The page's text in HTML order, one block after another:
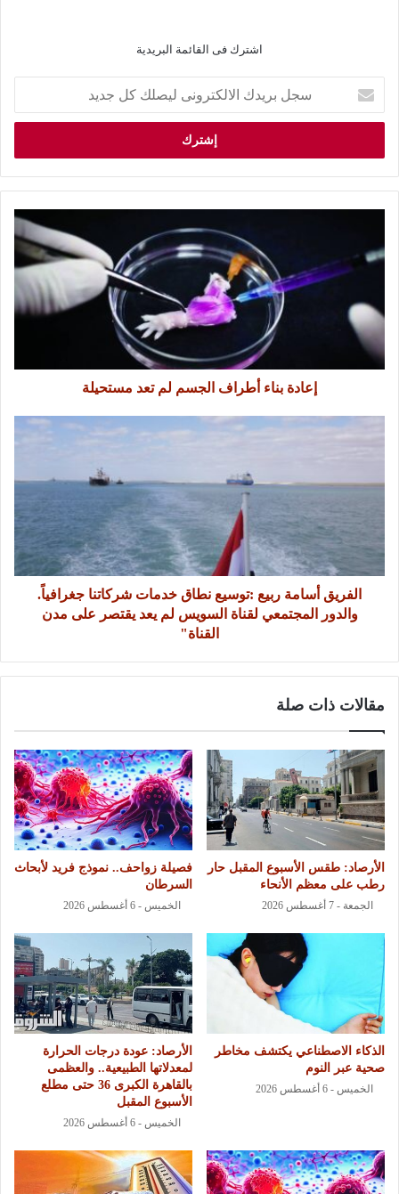
اشترك فى القائمة البريدية
إعادة بناء أطراف الجسم لم تعد مستحيلة
الفريق أسامة ربيع :توسيع نطاق خدمات شركاتنا جغرافياً.
والدور المجتمعي لقناة السويس لم يعد يقتصر على مدن
القناة"
مقالات ذات صلة
الأرصاد: طقس الأسبوع المقبل حار
رطب على معظم الأنحاء
الجمعة - 7 أغسطس 2026
فصيلة زواحف.. نموذج فريد لأبحاث
السرطان
الخميس - 6 أغسطس 2026
الذكاء الاصطناعي يكتشف مخاطر
صحية عبر النوم
الخميس - 6 أغسطس 2026
الأرصاد: عودة درجات الحرارة
لمعدلاتها الطبيعية.. والعظمى
بالقاهرة الكبرى 36 حتى مطلع
الأسبوع المقبل
الخميس - 6 أغسطس 2026